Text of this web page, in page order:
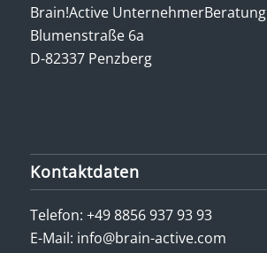
Brain!Active UnternehmerBeratung
Blumenstraße 6a
D-82337 Penzberg
Kontaktdaten
Telefon: +49 8856 937 93 93
E-Mail: info@brain-active.com